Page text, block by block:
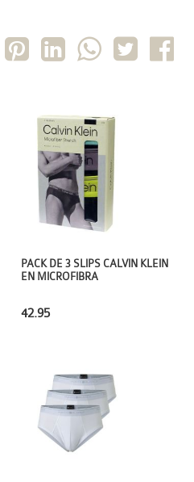
PACK DE 3 SLIPS CALVIN KLEIN
EN MICROFIBRA
42.95